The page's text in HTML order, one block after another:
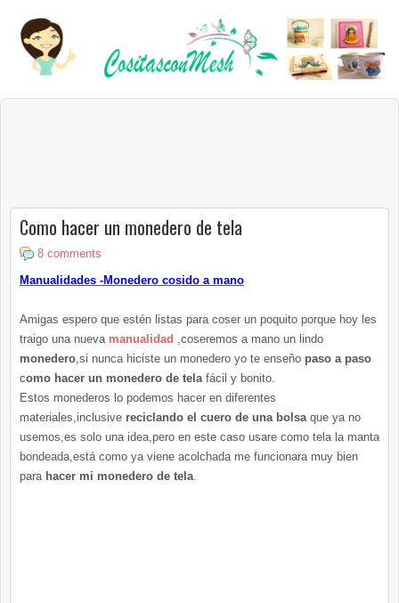
Como hacer un monedero de tela
8 comments
Manualidades -Monedero cosido a mano
Amigas espero que estén listas para coser un poquito porque hoy les
traigo una nueva manualidad ,coseremos a mano un lindo
monedero ,si nunca hiciste un monedero yo te enseño paso a paso
como hacer un monedero de tela fácil y bonito.
Estos monederos lo podemos hacer en diferentes
materiales,inclusive reciclando el cuero de una bolsa que ya no
usemos,es solo una idea,pero en este caso usare como tela la manta
bondeada,está como ya viene acolchada me funcionara muy bien
para hacer mi monedero de tela